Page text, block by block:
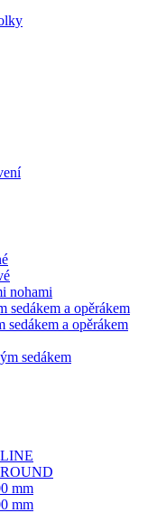
nohami
sedákem a opěrákem
sedákem a opěrákem
sedákem
LINE
ROUND
mm
mm